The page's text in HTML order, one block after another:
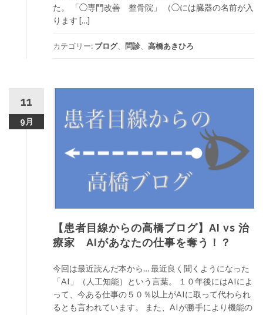
た。 「◯専門改善 整骨院」 （◯には臓器の名前が入
ります […]
カテゴリー: ブログ、 問診 高橋あきひろ
11
9月
【患者目線からの高橋ブログ】AI vs 治
療家 AIがあなたの仕事を奪う！？
今回は最近読んだ本から… 最近良く聞くようになった
「AI」（人工知能）という言葉。 １０年後にはAIによ
って、今ある仕事の５０％以上がAIに取って代わられ
るとも言われています。 また、AIが勝手により機能の